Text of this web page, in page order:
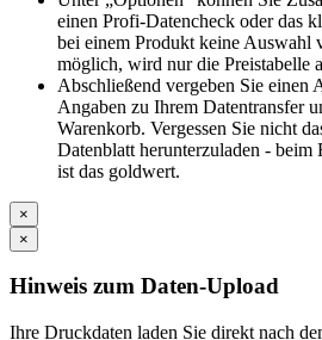
einen Profi-Datencheck oder das
bei einem Produkt keine Auswahl
möglich, wird nur die Preistabelle
Abschließend vergeben Sie einen
Angaben zu Ihrem Datentransfer
Warenkorb. Vergessen Sie nicht
Datenblatt herunterzuladen - beim
ist das goldwert.
×
×
Hinweis zum Daten-Upload
Ihre Druckdaten laden Sie direkt nach